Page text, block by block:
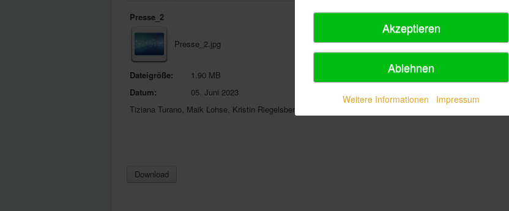
Presse_2
Presse_2.jpg
Dateigröße:
1.90 MB
Datum:
05. Juni 2023
Tiziana Turano, Maik Lohse, Kristin Riegelsberger, Philip Lüsebrink
Akzeptieren
Ablehnen
Weitere Informationen Impressum